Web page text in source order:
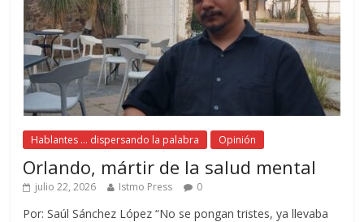
Hablantes ... dispersando la palabra Opinión
Orlando, mártir de la salud mental
julio 22, 2026 Istmo Press 0
Por: Saúl Sánchez López “No se pongan tristes, ya llevaba